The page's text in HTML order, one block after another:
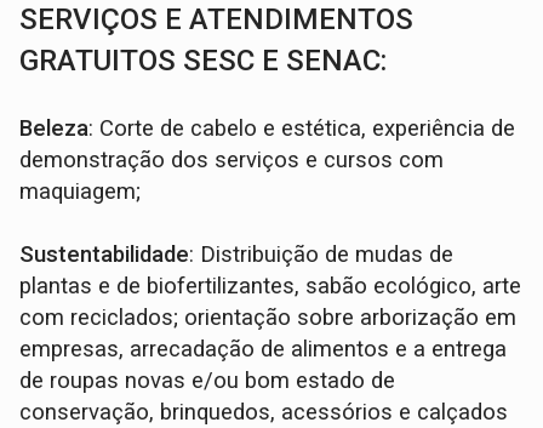
SERVIÇOS E ATENDIMENTOS
GRATUITOS SESC E SENAC:
Beleza: Corte de cabelo e estética, experiência de
demonstração dos serviços e cursos com
maquiagem;
Sustentabilidade: Distribuição de mudas de
plantas e de biofertilizantes, sabão ecológico, arte
com reciclados; orientação sobre arborização em
empresas, arrecadação de alimentos e a entrega
de roupas novas e/ou bom estado de
conservação, brinquedos, acessórios e calçados